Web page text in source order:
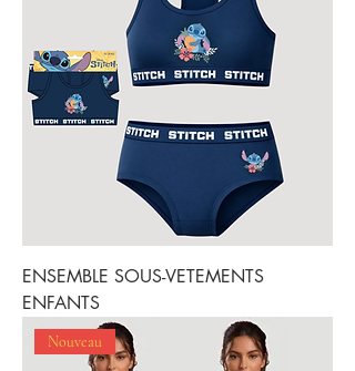
ENSEMBLE SOUS-VETEMENTS
ENFANTS
Nouveau